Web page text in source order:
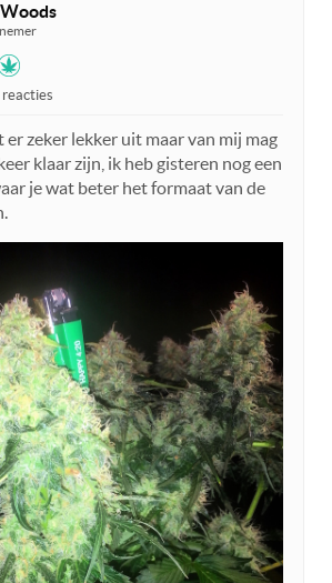
er zeker lekker uit maar van mij mag
klaar zijn, ik heb gisteren nog een
je wat beter het formaat van de